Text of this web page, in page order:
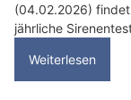
(04.02.2026)
jährliche
Weiterlesen